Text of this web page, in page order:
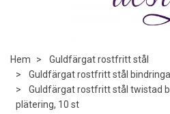
Hem
Guldfärgat rostfritt stål
Guldfärgat rostfritt stål
Guldfärgat rostfritt stål twistad
plätering, 10 st